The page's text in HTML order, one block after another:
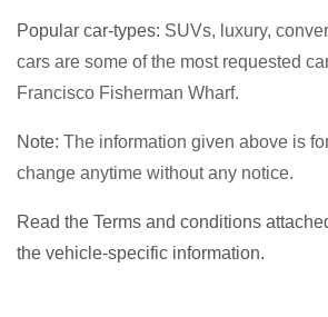
Popular car-types: SUVs, luxury,
cars are some of the most requested
Francisco Fisherman Wharf.
Note: The information given above is
change anytime without any notice.
Read the Terms and conditions
the vehicle-specific information.